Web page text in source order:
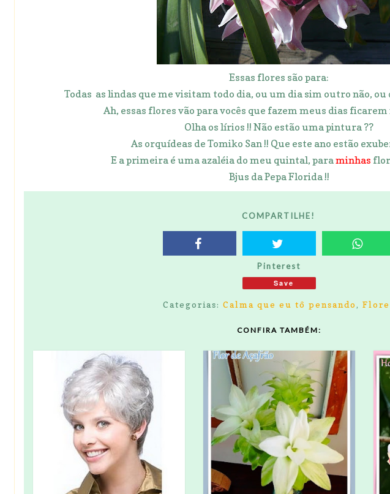
Essas flores são para:
Todas as lindas que me visitam todo dia, ou um dia sim outro não, ou
Ah, essas flores vão para vocês que fazem meus dias ficarem
Olha os lírios !! Não estão uma pintura ??
As orquídeas de Tomiko San !! Que este ano estão
E a primeira é uma azaléia do meu quintal, paraminhas
Bjus da Pepa Florida !!
COMPARTILHE!
Pinterest
Save
Categorias:Calma que eu tô pensando,
CONFIRA TAMBÉM: